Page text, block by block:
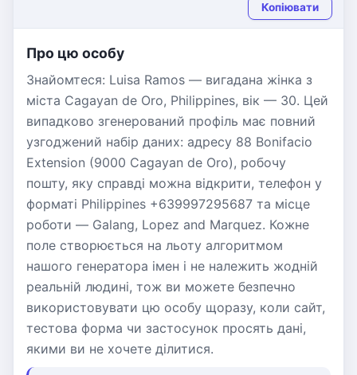
Копіювати
Про цю особу
Знайомтеся: Luisa Ramos — вигадана жінка з
міста Cagayan de Oro, Philippines, вік — 30. Цей
випадково згенерований профіль має повний
узгоджений набір даних: адресу 88 Bonifacio
Extension (9000 Cagayan de Oro), робочу
пошту, яку справді можна відкрити, телефон у
форматі Philippines +639997295687 та місце
роботи — Galang, Lopez and Marquez. Кожне
поле створюється на льоту алгоритмом
нашого генератора імен і не належить жодній
реальній людині, тож ви можете безпечно
використовувати цю особу щоразу, коли сайт,
тестова форма чи застосунок просять дані,
якими ви не хочете ділитися.